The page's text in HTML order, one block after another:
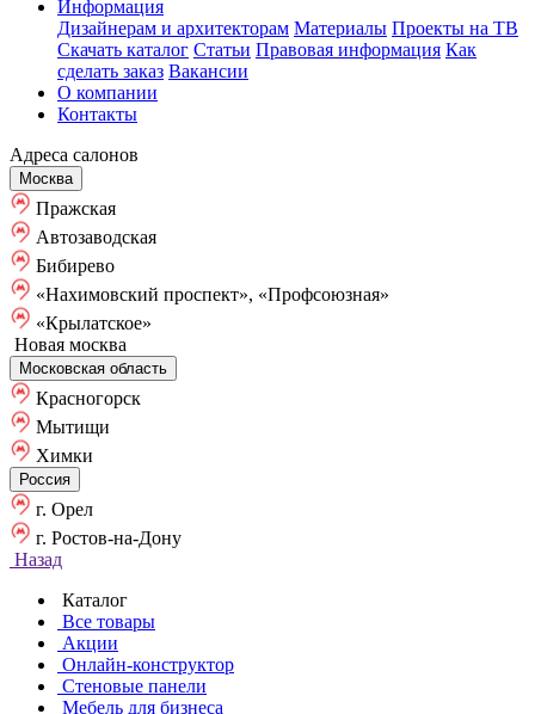
Информация
Дизайнерам и архитекторам Материалы Проекты на ТВ
Скачать каталог Статьи Правовая информация Как
сделать заказ Вакансии
О компании
Контакты
Адреса салонов
Москва
Пражская
Автозаводская
Бибирево
«Нахимовский проспект», «Профсоюзная»
«Крылатское»
Новая москва
Московская область
Красногорск
Мытищи
Химки
Россия
г. Орел
г. Ростов-на-Дону
Назад
Каталог
Все товары
Акции
Онлайн-конструктор
Стеновые панели
Мебель для бизнеса